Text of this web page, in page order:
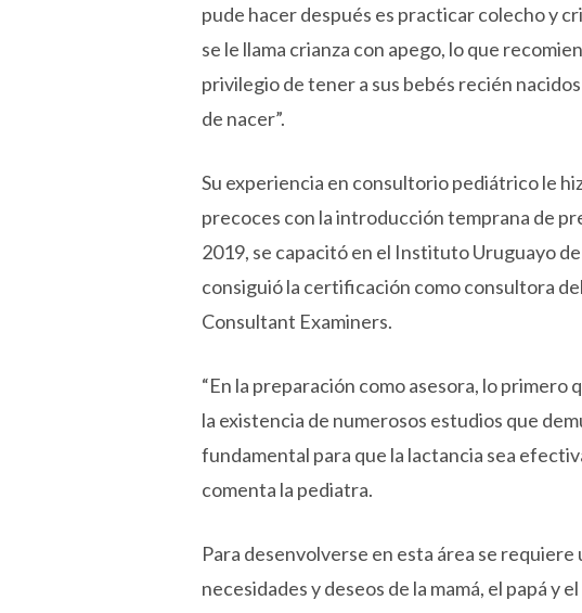
pude hacer después es practicar colecho y
se le llama crianza con apego, lo que
privilegio de tener a sus bebés recién
de nacer”.
Su experiencia en consultorio pediátrico le
precoces con la introducción temprana de
2019, se capacitó en el Instituto Uruguayo
consiguió la certificación como consultora
Consultant Examiners.
“En la preparación como asesora, lo
la existencia de numerosos estudios que
fundamental para que la lactancia sea
comenta la pediatra.
Para desenvolverse en esta área se
necesidades y deseos de la mamá, el papá y